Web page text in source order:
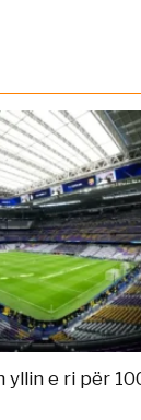
yllin e ri për